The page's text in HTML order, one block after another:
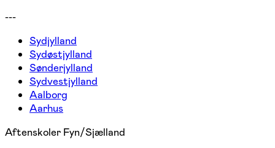
---
Sydjylland
Sydøstjylland
Sønderjylland
Sydvestjylland
Aalborg
Aarhus
Aftenskoler Fyn/Sjælland